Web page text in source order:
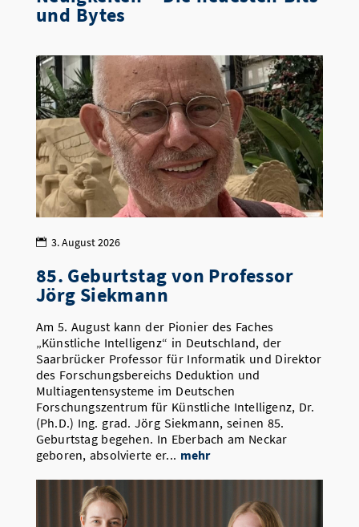
und Bytes
3. August 2026
85. Geburtstag von Professor
Jörg Siekmann
Am 5. August kann der Pionier des Faches
„Künstliche Intelligenz“ in Deutschland, der
Saarbrücker Professor für Informatik und Direktor
des Forschungsbereichs Deduktion und
Multiagentensysteme im Deutschen
Forschungszentrum für Künstliche Intelligenz, Dr.
(Ph.D.) Ing. grad. Jörg Siekmann, seinen 85.
Geburtstag begehen. In Eberbach am Neckar
geboren, absolvierte er... mehr